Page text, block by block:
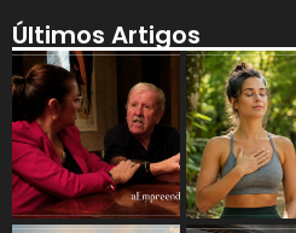
Últimos Artigos